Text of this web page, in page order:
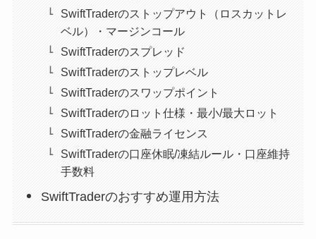
SwiftTraderのストップアウト（ロスカットレ
ベル）・マージンコール
SwiftTraderのスプレッド
SwiftTraderのストップレベル
SwiftTraderのスワップポイント
SwiftTraderのロット仕様・最小/最大ロット
SwiftTraderの金融ライセンス
SwiftTraderの口座休眠/凍結ルール・口座維持
手数料
SwiftTraderのおすすめ運用方法